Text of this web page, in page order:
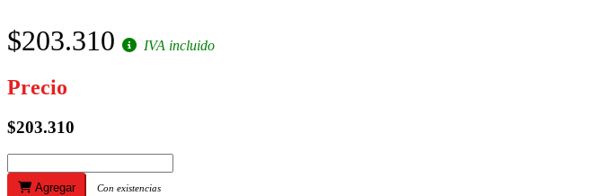
$203.310 IVA incluido
Precio
$203.310
Agregar Con existencias